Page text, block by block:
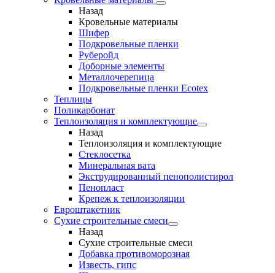
Назад
Кровельные материалы
Шифер
Подкровельные пленки
Руберойд
Доборные элементы
Металлочерепица
Подкровельные пленки Ecotex
Теплицы
Поликарбонат
Теплоизоляция и комплектующие
Назад
Теплоизоляция и комплектующие
Стеклосетка
Минеральная вата
Экструдированный пенополистирол
Пенопласт
Крепеж к теплоизоляции
Евроштакетник
Сухие строительные смеси
Назад
Сухие строительные смеси
Добавка противоморозная
Известь, гипс